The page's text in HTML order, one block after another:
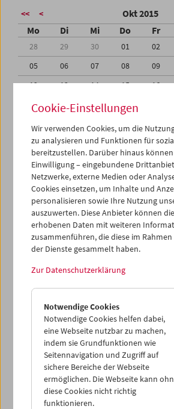
<< < Okt 2015
Mo Di Mi Do Fr
28 29 30 01 02
05
06 07 08 09
12
13 14 15 16
19
20 21 22
26
28 30
02
03 04 05 06
iCalender
Programmheft-PDF
English language or subtitles
< Vorherige Woche
Mo 19.10.
Di 20.10.
Mi 21.10.
Do 22.10.
Cookie-Einstellungen
Wir verwenden Cookies, um die
zu analysieren und Funktionen für
bereitzustellen. Darüber hinaus
Einwilligung – eingebundene
Netzwerke, externe Medien oder
Cookies einsetzen, um Inhalte und
personalisieren sowie Ihre Nutzung
auszuwerten. Diese Anbieter können
erhobenen Daten mit weiteren
zusammenführen, die diese im
der Dienste gesammelt haben.
Zur Datenschutzerklärung
Notwendige Cookies
Notwendige Cookies helfen dabei,
eine Webseite nutzbar zu machen,
indem sie Grundfunktionen wie
Seitennavigation und Zugriff auf
sichere Bereiche der Webseite
ermöglichen. Die Webseite kann
diese Cookies nicht richtig
funktionieren.